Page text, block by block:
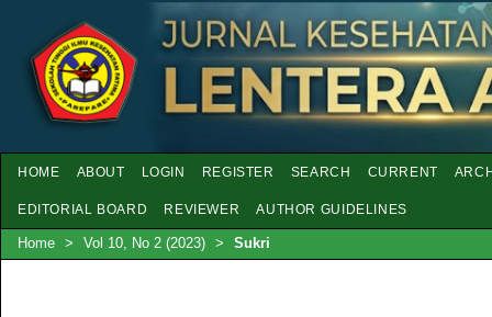
HOME ABOUT LOGIN REGISTER SEARCH CURRENT
EDITORIAL BOARD REVIEWER AUTHOR GUIDELINES
Home > Vol 10, No 2 (2023) > Sukri